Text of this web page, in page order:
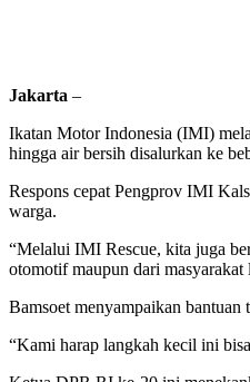
Jakarta –
Ikatan Motor Indonesia (IMI)
hingga air bersih disalurkan ke
Respons cepat Pengprov IMI
warga.
“Melalui IMI Rescue, kita juga
otomotif maupun dari masyarakat
Bamsoet menyampaikan
“Kami harap langkah kecil ini